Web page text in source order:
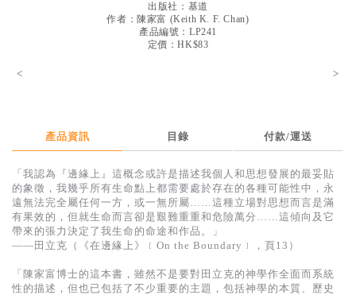
精選影音
暢銷榜
中文二手書
英文二手書
精選英文書
電子書
基道 Top 50
出版社： 基道
作者： 陳家富 (Keith K. F. Chan)
產品編號：LP241
定價：HK$83
< >
產品資訊 目錄 付款/運送
「我認為『邊緣上』這概念或許是描述我個人和思想發展的最妥貼
的象徵，我幾乎所有生命點上都需要處於存在的各種可能性中，永
遠無法完全屬任何一方，或一無所屬……這種立場對思想而言是滿
有果效的，但就生命而言卻是艱難重重和危險萬分……這傾向及它
帶來的張力決定了我生命的命途和作品。」
——田立克（《在邊緣上》﹝On the Boundary﹞，頁13）
「陳家富博士的這本書，雖然不是要對田立克的神學作全面而系統
性的描述，但也已包括了不少重要的主題，包括神學的本質、歷史